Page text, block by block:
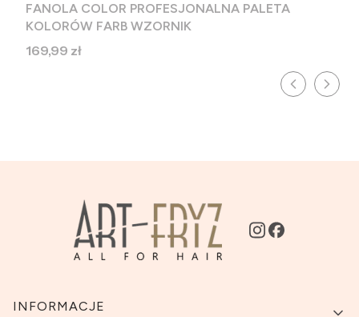
FANOLA COLOR PROFESJONALNA PALETA
KOLORÓW FARB WZORNIK
Cena
169,99 zł
Linki w stopce
INFORMACJE